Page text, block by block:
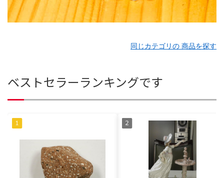
同じカテゴリの 商品を探す
ベストセラーランキングです